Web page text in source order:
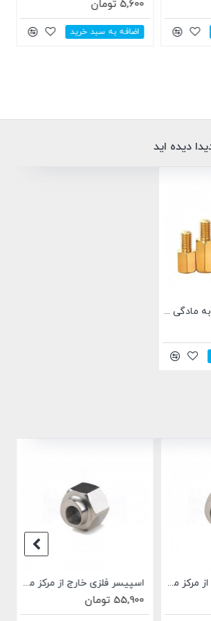
اضافه به سبد خرید
دیده اید
اسپیسر فلزی نری به مادگی طول 30 میلیمتری رزوه M3
اسپیسر آلومینیومی 5.1x10x6 میلی متری